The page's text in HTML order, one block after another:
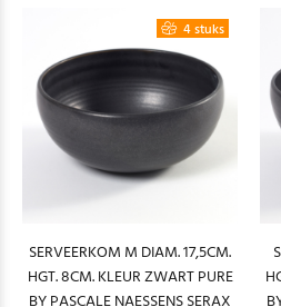
4 stuks
SERVEERKOM M DIAM. 17,5CM.
HGT. 8CM. KLEUR ZWART PURE